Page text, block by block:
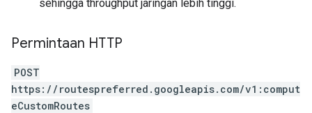
sehingga throughput jaringan lebih tinggi.
Permintaan HTTP
POST
https://routespreferred.googleapis.com/v1:comput
eCustomRoutes